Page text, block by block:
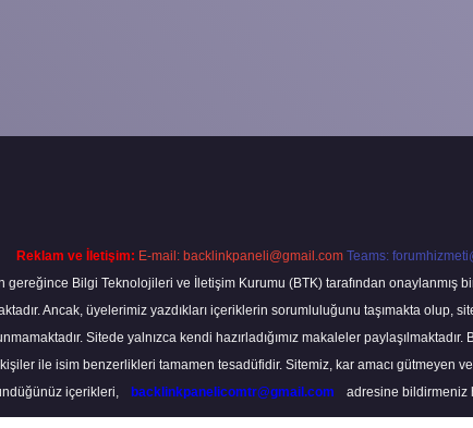
Reklam ve İletişim: E-mail: backlinkpaneli@gmail.com Teams:
gereğince Bilgi Teknolojileri ve İletişim Kurumu (BTK) tarafından
Ancak, üyelerimiz yazdıkları içeriklerin sorumluluğunu taşımakta
Sitede yalnızca kendi hazırladığımız makaleler
ile isim benzerlikleri tamamen tesadüfidir. Sitemiz, kar amacı
içerikleri,
backlinkpanelicomtr@gmail.com adresine bildirmeniz